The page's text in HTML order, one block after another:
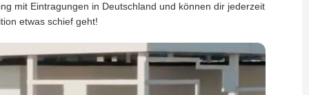
mit Eintragungen in Deutschland und können dir jederzeit
etwas schief geht!